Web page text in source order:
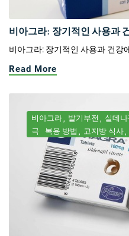
비아그라: 장기적인 사용과
비아그라: 장기적인 사용과 건강
Read More
비아그라 발기부전 실데나
극
복용 방법 고지방 식사